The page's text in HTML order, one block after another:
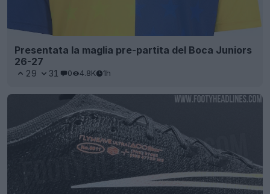
Presentata la maglia pre-partita del Boca Juniors
26-27
29 31 0 4.8K 1h